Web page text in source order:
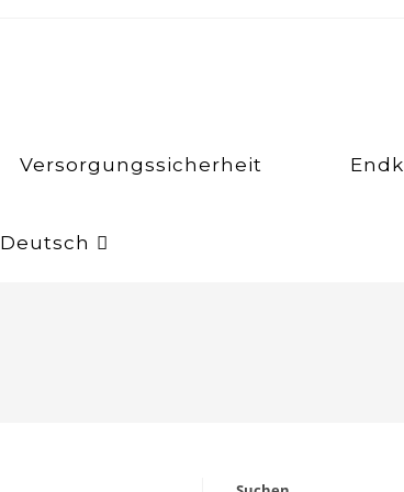
Versorgungssicherheit
Deutsch